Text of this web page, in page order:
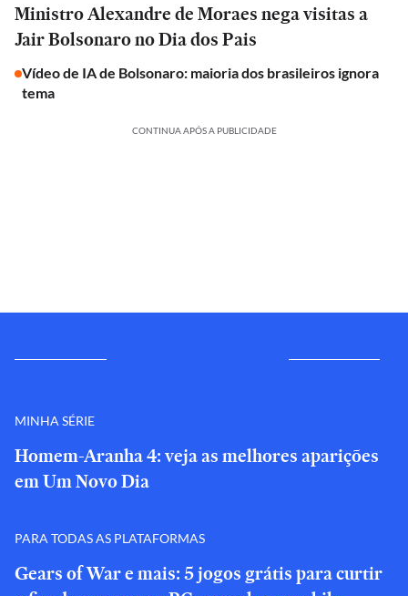
Ministro Alexandre de Moraes nega visitas a
Jair Bolsonaro no Dia dos Pais
Vídeo de IA de Bolsonaro: maioria dos brasileiros ignora
tema
CONTINUA APÓS A PUBLICIDADE
MINHA SÉRIE
Homem-Aranha 4: veja as melhores aparições
em Um Novo Dia
PARA TODAS AS PLATAFORMAS
Gears of War e mais: 5 jogos grátis para curtir